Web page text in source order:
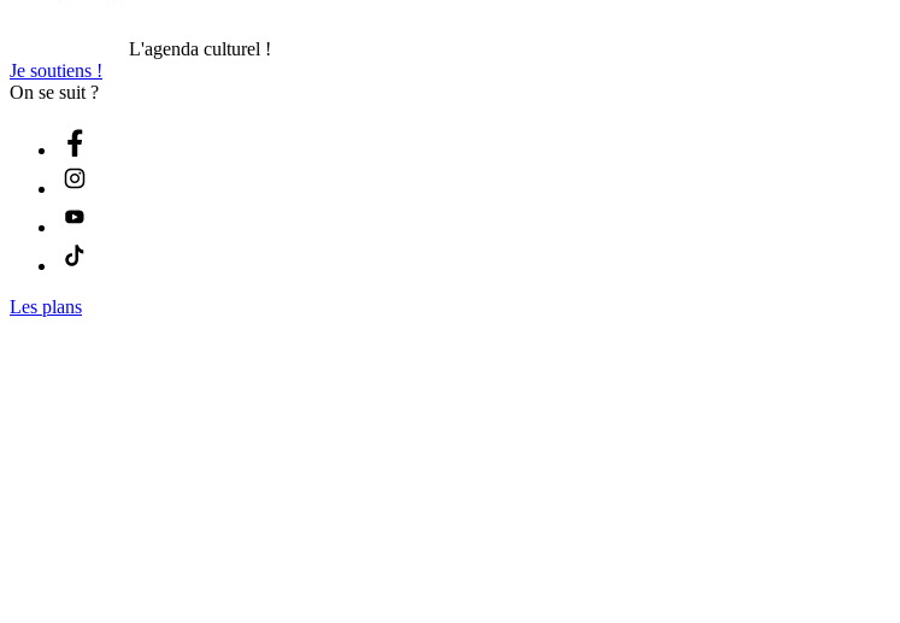
L'agenda culturel !
Je soutiens !
On se suit ?
Les plans